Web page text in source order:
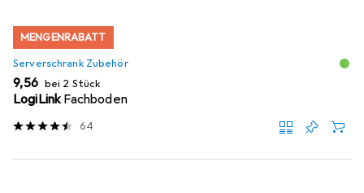
MENGENRABATT
Serverschrank Zubehör
EUR
9,56 bei 2 Stück
LogiLinkFachboden
64